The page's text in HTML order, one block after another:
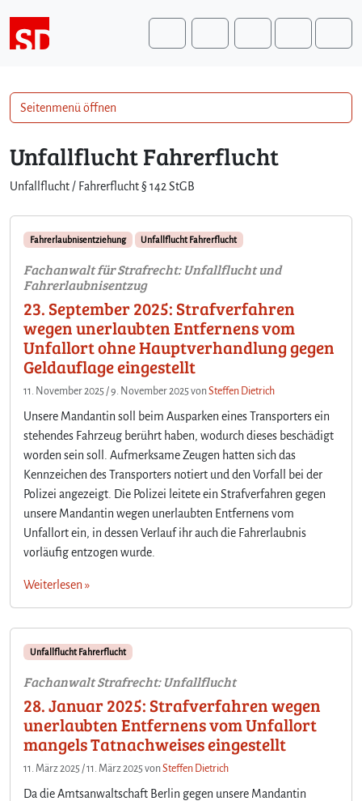
Search
Unfallflucht Fahrerflucht
Unfallflucht / Fahrerflucht § 142 StGB
Fahrerlaubnisentziehung Unfallflucht Fahrerflucht
Fachanwalt für Strafrecht: Unfallflucht und
Fahrerlaubnisentzug
23. September 2025: Strafverfahren
wegen unerlaubten Entfernens vom
Unfallort ohne Hauptverhandlung gegen
Geldauflage eingestellt
11. November 2025 /9. November 2025vonSteffen Dietrich
Unsere Mandantin soll beim Ausparken eines Transporters ein
stehendes Fahrzeug berührt haben, wodurch dieses beschädigt
worden sein soll. Aufmerksame Zeugen hatten sich das
Kennzeichen des Transporters notiert und den Vorfall bei der
Polizei angezeigt. Die Polizei leitete ein Strafverfahren gegen
unsere Mandantin wegen unerlaubten Entfernens vom
Unfallort ein, in dessen Verlauf ihr auch die Fahrerlaubnis
vorläufig entzogen wurde.
Weiterlesen »
Unfallflucht Fahrerflucht
Fachanwalt Strafrecht: Unfallflucht
28. Januar 2025: Strafverfahren wegen
unerlaubten Entfernens vom Unfallort
mangels Tatnachweises eingestellt
11. März 2025 /11. März 2025vonSteffen Dietrich
Da die Amtsanwaltschaft Berlin gegen unsere Mandantin
Seitenmenü öffnen